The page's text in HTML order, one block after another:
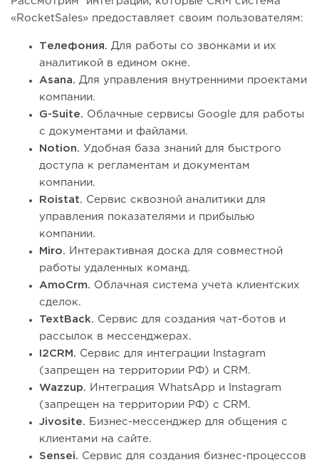
«RocketSales» предоставляет своим пользователям:
Телефония. Для работы со звонками и их
аналитикой в едином окне.
Asana. Для управления внутренними проектами
компании.
G-Suite. Облачные сервисы Google для работы
с документами и файлами.
Notion. Удобная база знаний для быстрого
доступа к регламентам и документам
компании.
Roistat. Сервис сквозной аналитики для
управления показателями и прибылью
компании.
Miro. Интерактивная доска для совместной
работы удаленных команд.
AmoCrm. Облачная система учета клиентских
сделок.
TextBack. Сервис для создания чат-ботов и
рассылок в мессенджерах.
I2CRM. Сервис для интеграции Instagram
(запрещен на территории РФ) и CRM.
Wazzup. Интеграция WhatsApp и Instagram
(запрещен на территории РФ) с CRM.
Jivosite. Бизнес-мессенджер для общения с
клиентами на сайте.
Sensei. Сервис для создания бизнес-процессов